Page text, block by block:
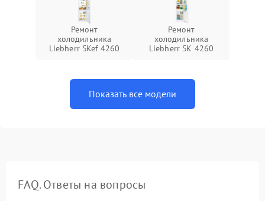
Ремонт
холодильника
Liebherr SKef 4260
Ремонт
холодильника
Liebherr SK 4260
Показать все модели
FAQ. Ответы на вопросы